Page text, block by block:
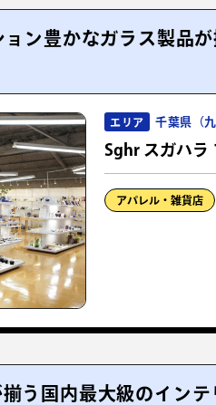
ン豊かなガラス製品
エリア 千葉県（
Sghr スガハラ
アパレル・雑貨店
う国内最大級のインテ